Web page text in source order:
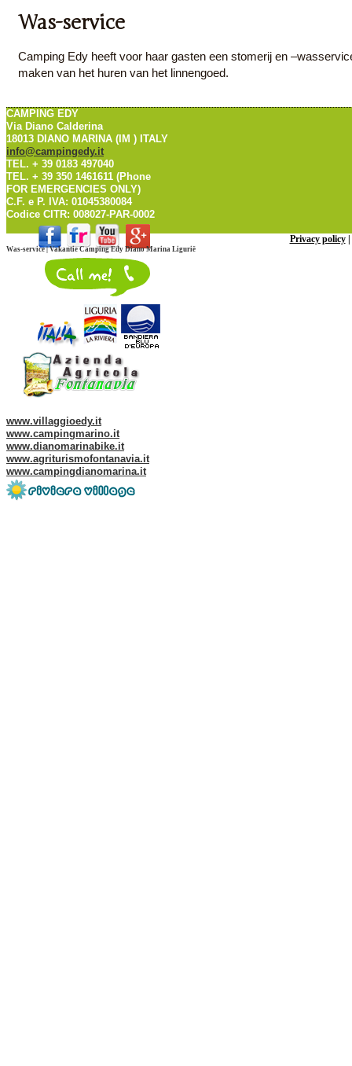
Was-service
Camping Edy heeft voor haar gasten een stomerij en
maken van het huren van het linnengoed.
CAMPING EDY
Via Diano Calderina
18013 DIANO MARINA (IM ) ITALY
info@campingedy.it
TEL. + 39 0183 497040
TEL. + 39 350 1461611 (Phone
FOR EMERGENCIES ONLY)
C.F. e P. IVA: 01045380084
Codice CITR: 008027-PAR-0002
www.villaggioedy.it
www.campingmarino.it
www.dianomarinabike.it
www.agriturismofontanavia.it
www.campingdianomarina.it
Privacy policy|
Was-service | Vakantie Camping Edy Diano Marina Ligurië